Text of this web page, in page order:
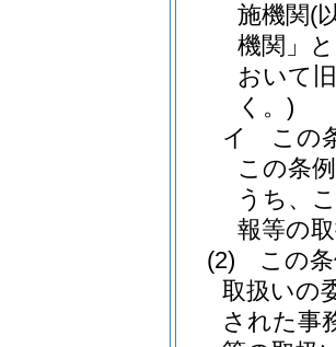
施機関(
機関」
おいて
く。)
イ
この
この条
うち、
報等の
(2)
この
取扱いの
された事